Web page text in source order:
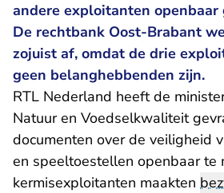
andere exploitanten openbaar
De rechtbank Oost-Brabant
zojuist af, omdat de drie
geen belanghebbenden zijn.
RTL Nederland heeft de
Natuur en Voedselkwaliteit
documenten over de veiligheid
en speeltoestellen openbaar te
kermisexploitanten maakten